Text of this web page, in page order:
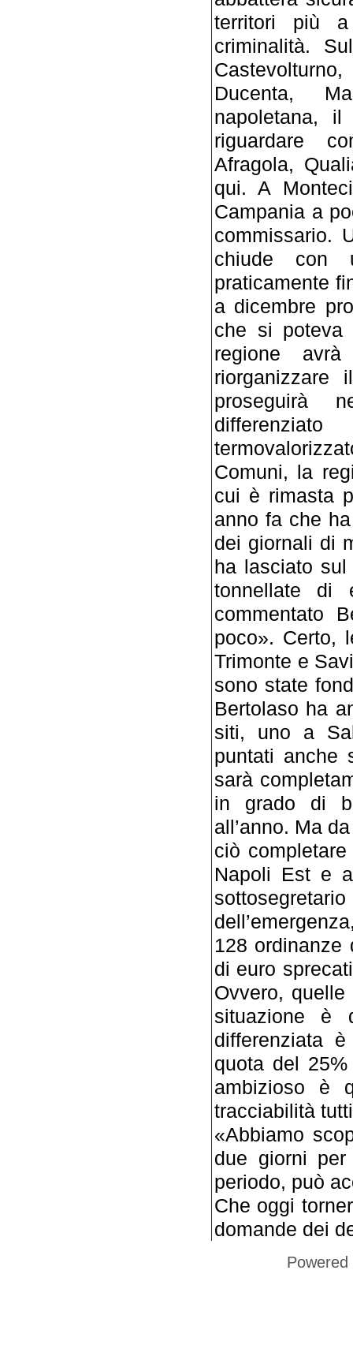
territori più
criminalità.
Ducenta,
napoletana, il
riguardare
Afragola,
qui. A
Campania a
commissario.
chiude con
praticamente
a dicembre
che si poteva
regione
proseguirà
Comuni, la
cui è rimasta
anno fa che
dei giornali di
ha lasciato
tonnellate di
commentato
poco». Certo,
Trimonte e
sono state
Bertolaso ha
siti, uno a
puntati anche
sarà
in grado di
all’anno. Ma
ciò
Napoli Est e
128 ordinanze
di euro
Ovvero,
situazione è
differenziata
quota del
ambizioso è
tracciabilità
«Abbiamo
due giorni
periodo, può
Che oggi
domande dei